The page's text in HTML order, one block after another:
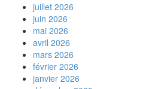
juillet 2026
juin 2026
mai 2026
avril 2026
mars 2026
février 2026
janvier 2026